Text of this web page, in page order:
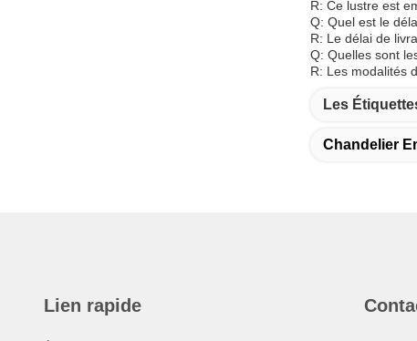
R: Ce lustre est
Q: Quel est le
R: Le délai de
Q: Quelles sont
R: Les modalités
Les
Chandelier
Lien rapide